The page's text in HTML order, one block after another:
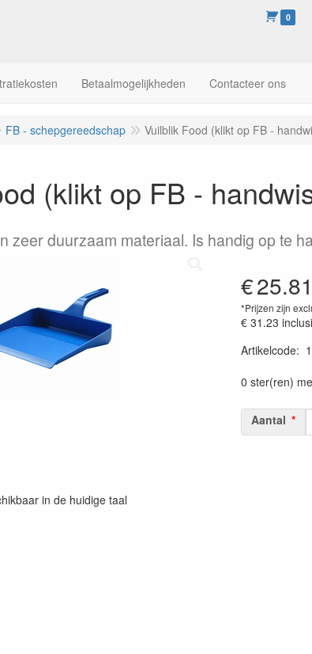
0
Betaalmogelijkheden Contacteer ons
FB - schepgereedschap Vuilblik Food (klikt op FB -
(klikt op FB -
zeer duurzaam materiaal. Is handig op te
€25.81
*Prijzen zijn
€ 31.23
Artikelcode:
0 ster(ren)
Aantal
in de huidige taal